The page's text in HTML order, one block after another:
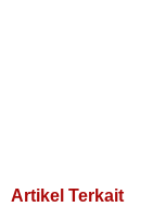
Artikel Terkait